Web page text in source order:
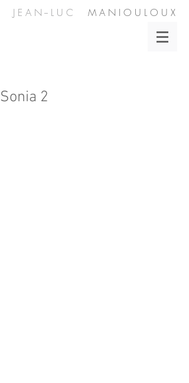
J E A N -- L U C M A N I O U L O U X
Sonia 2